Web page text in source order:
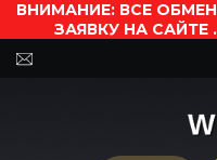
ВНИМАНИЕ: ВСЕ
ЗАЯВКУ НА САЙТЕ